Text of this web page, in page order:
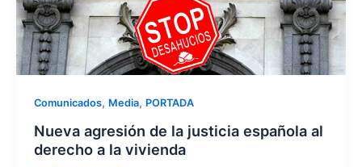
Comunicados, Media, PORTADA
Nueva agresión de la justicia española al
derecho a la vivienda